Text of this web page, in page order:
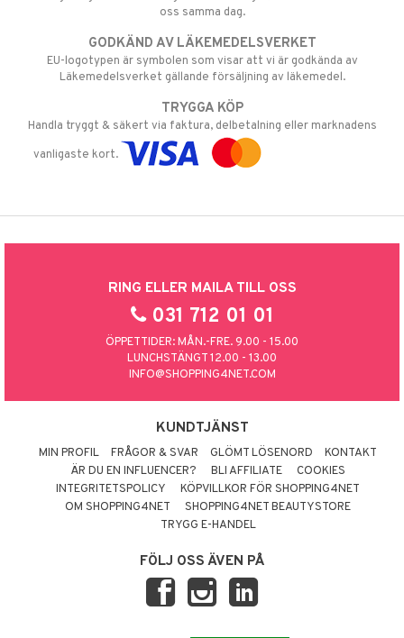
oss samma dag.
GODKÄND AV LÄKEMEDELSVERKET
EU-logotypen är symbolen som visar att vi är godkända av
Läkemedelsverket gällande försäljning av läkemedel.
TRYGGA KÖP
Handla tryggt & säkert via faktura, delbetalning eller marknadens
vanligaste kort.
RING ELLER MAILA TILL OSS
031 712 01 01
ÖPPETTIDER: MÅN.-FRE. 9.00 - 15.00
LUNCHSTÄNGT 12.00 - 13.00
INFO@SHOPPING4NET.COM
KUNDTJÄNST
MIN PROFIL FRÅGOR & SVAR GLÖMT LÖSENORD
KONTAKT
ÄR DU EN INFLUENCER?
BLI AFFILIATE
COOKIES
INTEGRITETSPOLICY
KÖPVILLKOR FÖR SHOPPING4NET
OM SHOPPING4NET
SHOPPING4NET BEAUTYSTORE
TRYGG E-HANDEL
FÖLJ OSS ÄVEN PÅ